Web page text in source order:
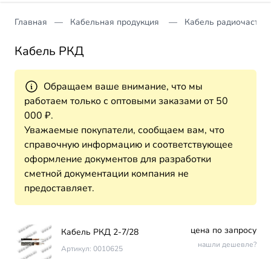
Главная Кабельная продукция Кабель
Кабель РКД
Обращаем ваше внимание, что мы
работаем только с оптовыми заказами от 50
000 ₽.
Уважаемые покупатели, сообщаем вам, что
справочную информацию и соответствующее
оформление документов для разработки
сметной документации компания не
предоставляет.
Кабель РКД 2-7/28
Артикул: 0010625
цена по запросу
нашли дешевле?